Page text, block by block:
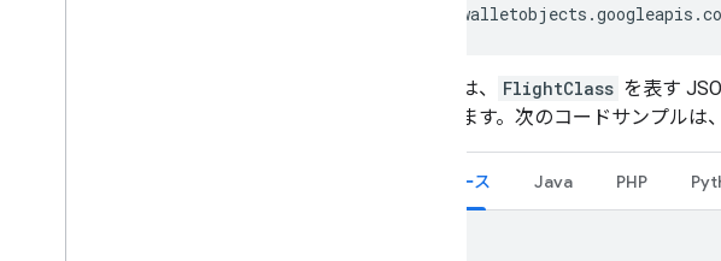
https://
次の例は、 FlightClass を表す
があります。次のコードサンプルは、
リソース Java PHP